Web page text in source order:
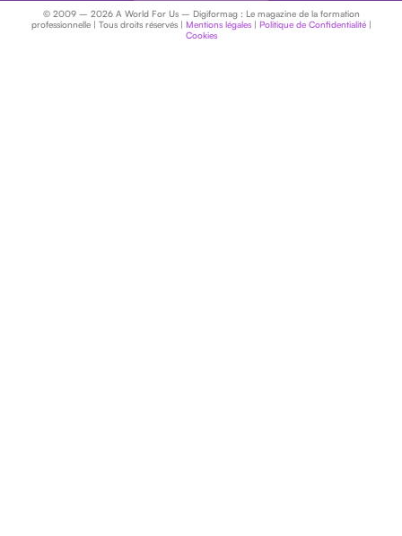
© 2009 – 2026 A World For Us – Digiformag : Le magazine de la formation
professionnelle | Tous droits réservés | Mentions légales| Politique de Confidentialité|
Cookies